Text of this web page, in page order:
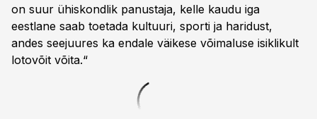
on suur ühiskondlik panustaja, kelle kaudu iga
eestlane saab toetada kultuuri, sporti ja haridust,
andes seejuures ka endale väikese võimaluse isiklikult
lotovõit võita.“